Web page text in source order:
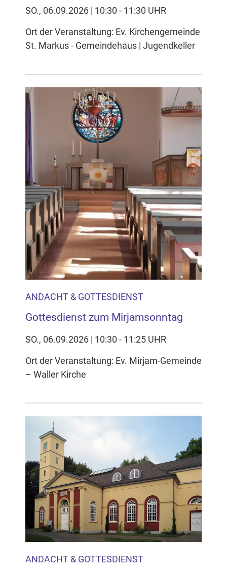
SO., 06.09.2026 | 10:30 - 11:30 UHR
Ort der Veranstaltung: Ev. Kirchengemeinde
St. Markus - Gemeindehaus | Jugendkeller
ANDACHT & GOTTESDIENST
Gottesdienst zum Mirjamsonntag
SO., 06.09.2026 | 10:30 - 11:25 UHR
Ort der Veranstaltung: Ev. Mirjam-Gemeinde
– Waller Kirche
ANDACHT & GOTTESDIENST